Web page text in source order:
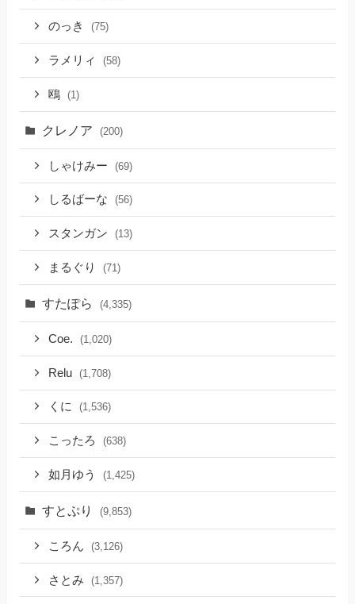
のっき (75)
ラメリィ (58)
鴎 (1)
クレノア (200)
しゃけみー (69)
しるばーな (56)
スタンガン (13)
まるぐり (71)
すたぽら (4,335)
Coe. (1,020)
Relu (1,708)
くに (1,536)
こったろ (638)
如月ゆう (1,425)
すとぷり (9,853)
ころん (3,126)
さとみ (1,357)